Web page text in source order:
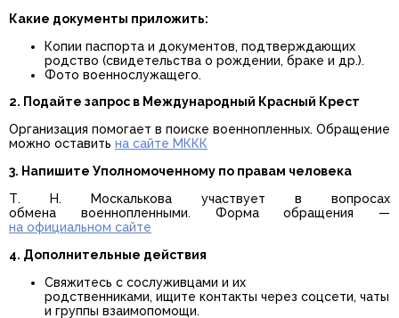
Какие документы приложить:
Копии паспорта и документов, подтверждающих
родство (свидетельства о рождении, браке и др.).
Фото военнослужащего.
2. Подайте запрос в Международный Красный Крест
Организация помогает в поиске военнопленных. Обращение
можно оставить на сайте МККК
3. Напишите Уполномоченному по правам человека
Т. Н. Москалькова участвует в вопросах
обмена военнопленными. Форма обращения —
на официальном сайте
4. Дополнительные действия
Свяжитесь с сослуживцами и их
родственниками, ищите контакты через соцсети, чаты
и группы взаимопомощи.